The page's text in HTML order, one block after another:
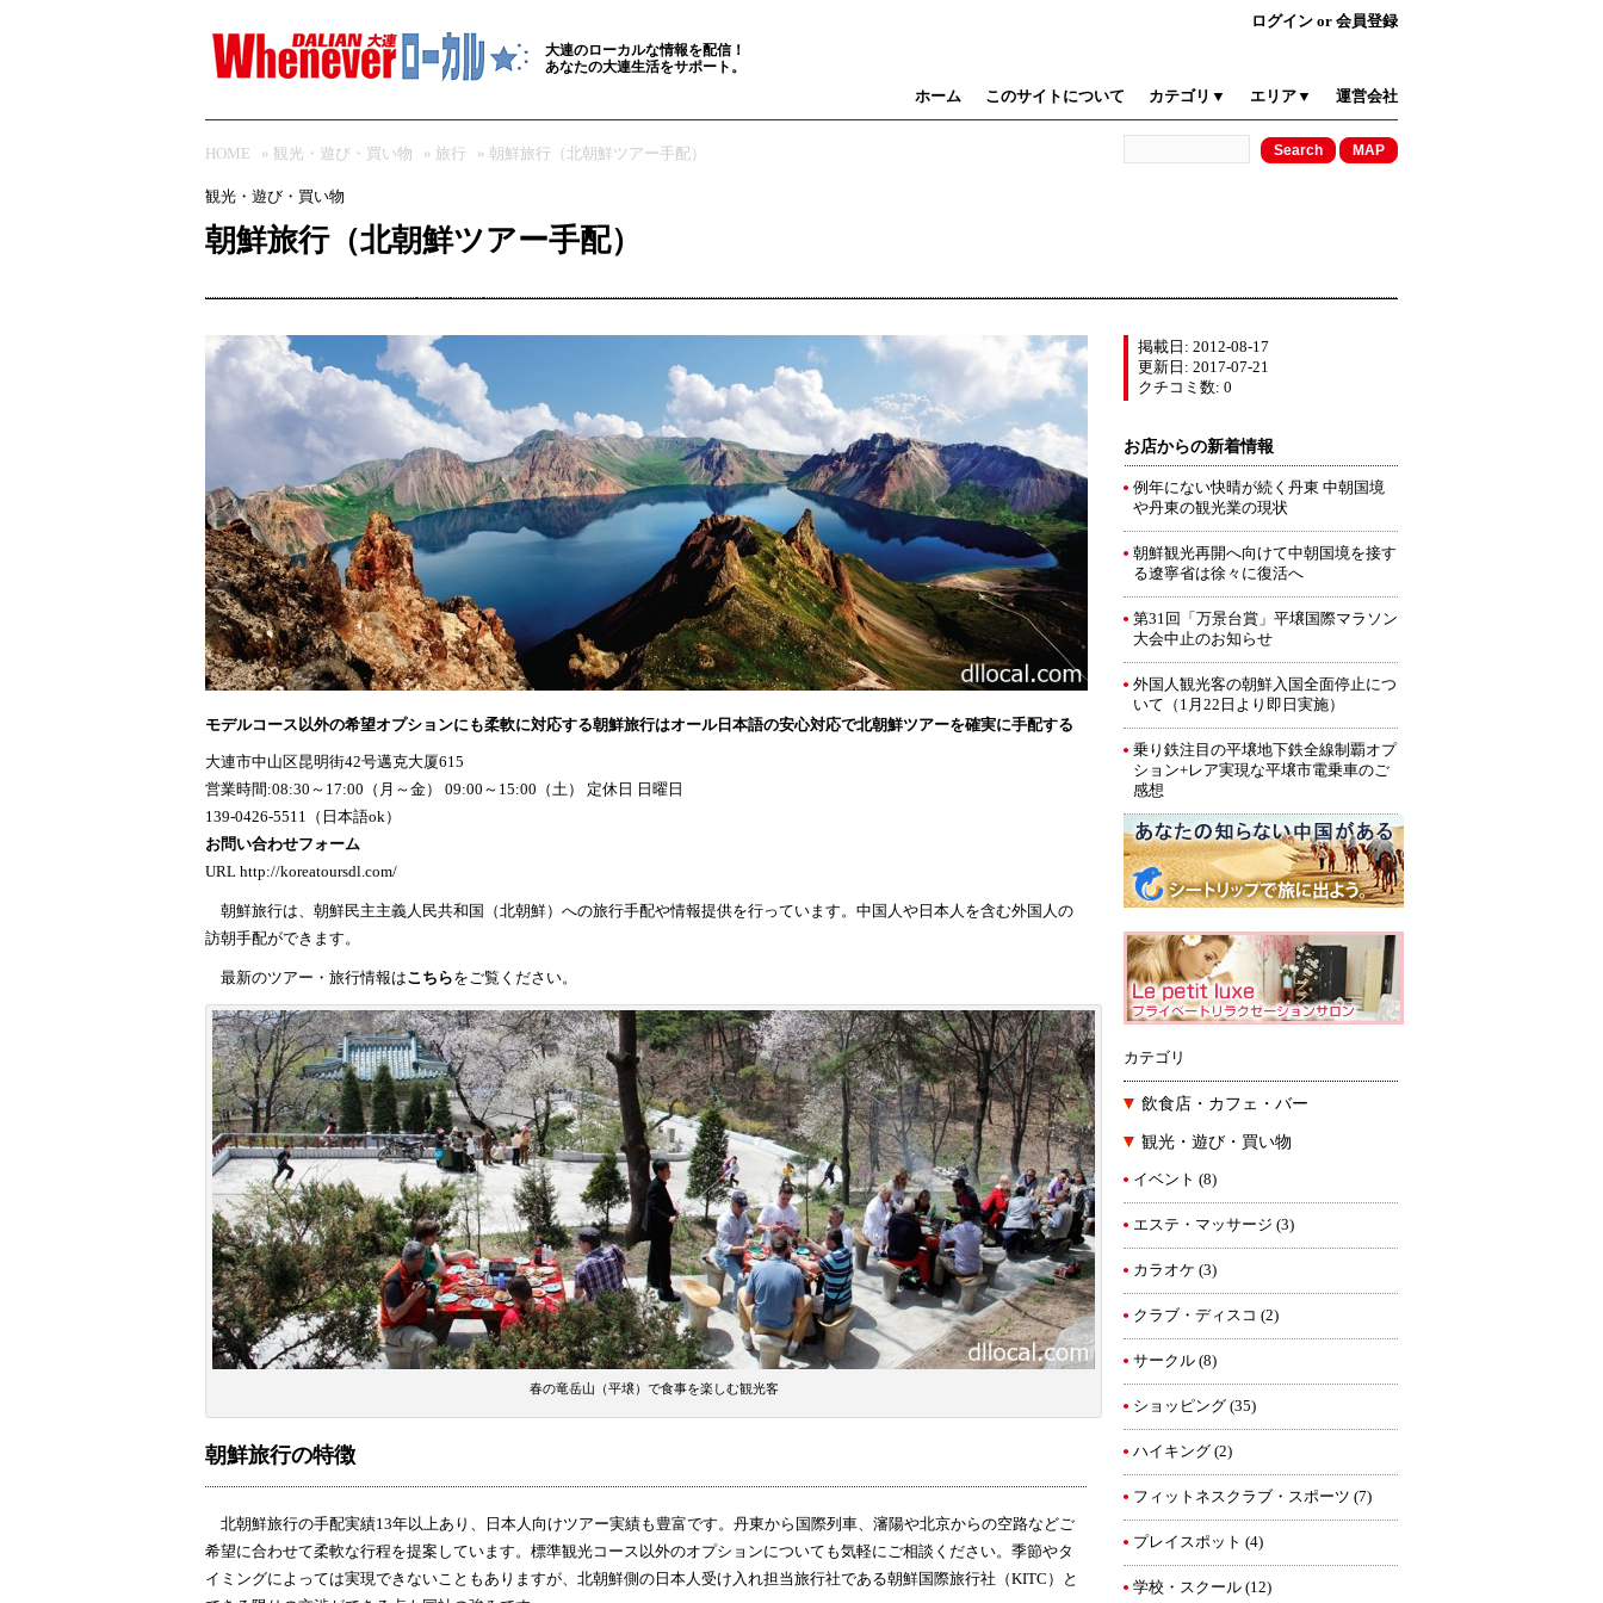
ログイン or 会員登録
大連のローカルな情報を配信！
あなたの大連生活をサポート。
ホーム
このサイトについて カテゴリ▼ エリア▼ 運営会社
HOME » 観光・遊び・買い物 » 旅行 » 朝鮮旅行（北朝鮮ツアー手配）
観光・遊び・買い物
朝鮮旅行（北朝鮮ツアー手配）
モデルコース以外の希望オプションにも柔軟に対応する朝鮮旅行はオール日本語の安心対応で北朝鮮ツアーを確実に手配する
大連市中山区昆明街42号邁克大厦615
営業時間:08:30～17:00（月～金） 09:00～15:00（土） 定休日 日曜日
139-0426-5511（日本語ok）
お問い合わせフォーム
URL http://koreatoursdl.com/
朝鮮旅行は、朝鮮民主主義人民共和国（北朝鮮）への旅行手配や情報提供を行っています。中国人や日本人を含む外国人の
訪朝手配ができます。
最新のツアー・旅行情報はこちらをご覧ください。
春の竜岳山（平壌）で食事を楽しむ観光客
朝鮮旅行の特徴
北朝鮮旅行の手配実績13年以上あり、日本人向けツアー実績も豊富です。丹東から国際列車、瀋陽や北京からの空路などご
希望に合わせて柔軟な行程を提案しています。標準観光コース以外のオプションについても気軽にご相談ください。季節やタ
イミングによっては実現できないこともありますが、北朝鮮側の日本人受け入れ担当旅行社である朝鮮国際旅行社（KITC）と
掲載日: 2012-08-17
更新日: 2017-07-21
クチコミ数: 0
お店からの新着情報
例年にない快晴が続く丹東 中朝国境
や丹東の観光業の現状
朝鮮観光再開へ向けて中朝国境を接す
る遼寧省は徐々に復活へ
第31回「万景台賞」平壌国際マラソン
大会中止のお知らせ
外国人観光客の朝鮮入国全面停止につ
いて（1月22日より即日実施）
乗り鉄注目の平壌地下鉄全線制覇オプ
ション+レア実現な平壌市電乗車のご
感想
カテゴリ
飲食店・カフェ・バー
観光・遊び・買い物
イベント (8)
エステ・マッサージ (3)
カラオケ (3)
クラブ・ディスコ (2)
サークル (8)
ショッピング (35)
ハイキング (2)
フィットネスクラブ・スポーツ (7)
プレイスポット (4)
学校・スクール (12)